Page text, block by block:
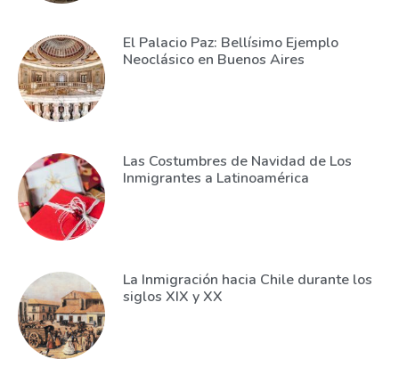
El Palacio Paz: Bellísimo Ejemplo
Neoclásico en Buenos Aires
Las Costumbres de Navidad de Los
Inmigrantes a Latinoamérica
La Inmigración hacia Chile durante los
siglos XIX y XX